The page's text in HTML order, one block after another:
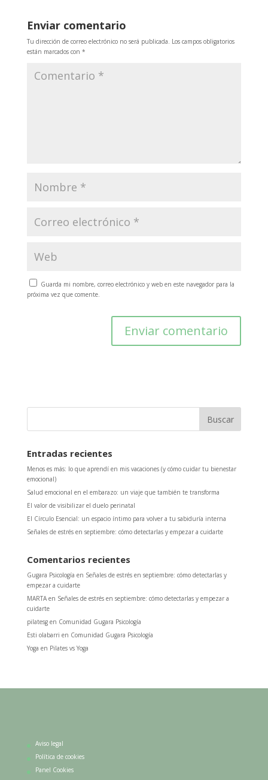
Enviar comentario
Tu dirección de correo electrónico no será publicada. Los campos obligatorios
están marcados con *
Guarda mi nombre, correo electrónico y web en este navegador para la
próxima vez que comente.
Entradas recientes
Menos es más: lo que aprendí en mis vacaciones (y cómo cuidar tu bienestar
emocional)
Salud emocional en el embarazo: un viaje que también te transforma
El valor de visibilizar el duelo perinatal
El Círculo Esencial: un espacio íntimo para volver a tu sabiduría interna
Señales de estrés en septiembre: cómo detectarlas y empezar a cuidarte
Comentarios recientes
Gugara Psicología en Señales de estrés en septiembre: cómo detectarlas y
empezar a cuidarte
MARTAen Señales de estrés en septiembre: cómo detectarlas y empezar a
cuidarte
pilatesgen Comunidad Gugara Psicología
Esti olabarri en Comunidad Gugara Psicología
Yoga en Pilates vs Yoga
Aviso legal
Política de cookies
Panel Cookies